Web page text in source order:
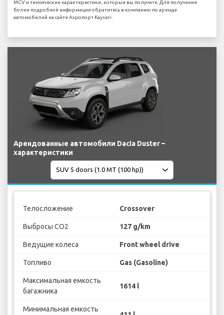
MCV и технические характеристики, которые вы получите. Для получения
более подробной информации обратитесь в компанию по аренде
автомобилей на сайте Аэропорт Kayseri.
Арендованные автомобили Dacia Duster –
характеристики
Телосложение Crossover
Выбросы CO2 127 g/km
Ведущие колеса Front wheel drive
Топливо Gas (Gasoline)
Максимальная емкость
багажника
1614 l
Минимальная емкость